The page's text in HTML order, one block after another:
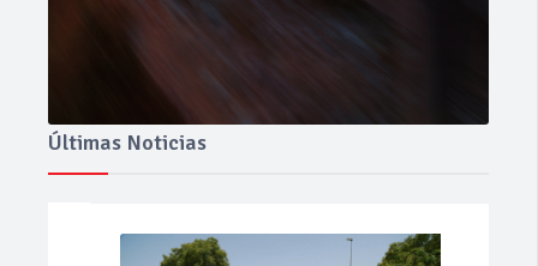
Últimas Noticias